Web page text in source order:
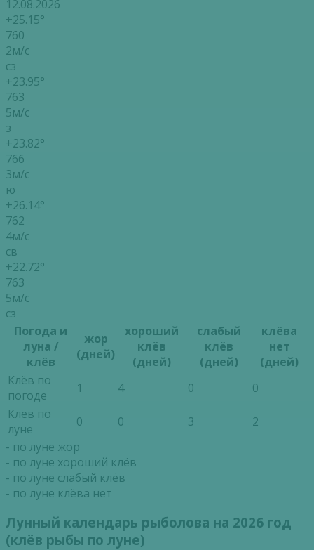
12.08.2026
+25.15°
760
2м/с
сз
+23.95°
763
5м/с
з
+23.82°
766
3м/с
ю
+26.14°
762
4м/с
св
+22.72°
763
5м/с
сз
Погода и
луна /
клёв
жор
(дней)
хороший
клёв
(дней)
слабый
клёв
(дней)
клёва
нет
(дней)
Клёв по
погоде
1 4 0
0
Клёв по
луне
0 0 3
2
- по луне жор
- по луне хороший клёв
- по луне слабый клёв
- по луне клёва нет
Лунный календарь рыболова на 2026 год
(клёв рыбы по луне)